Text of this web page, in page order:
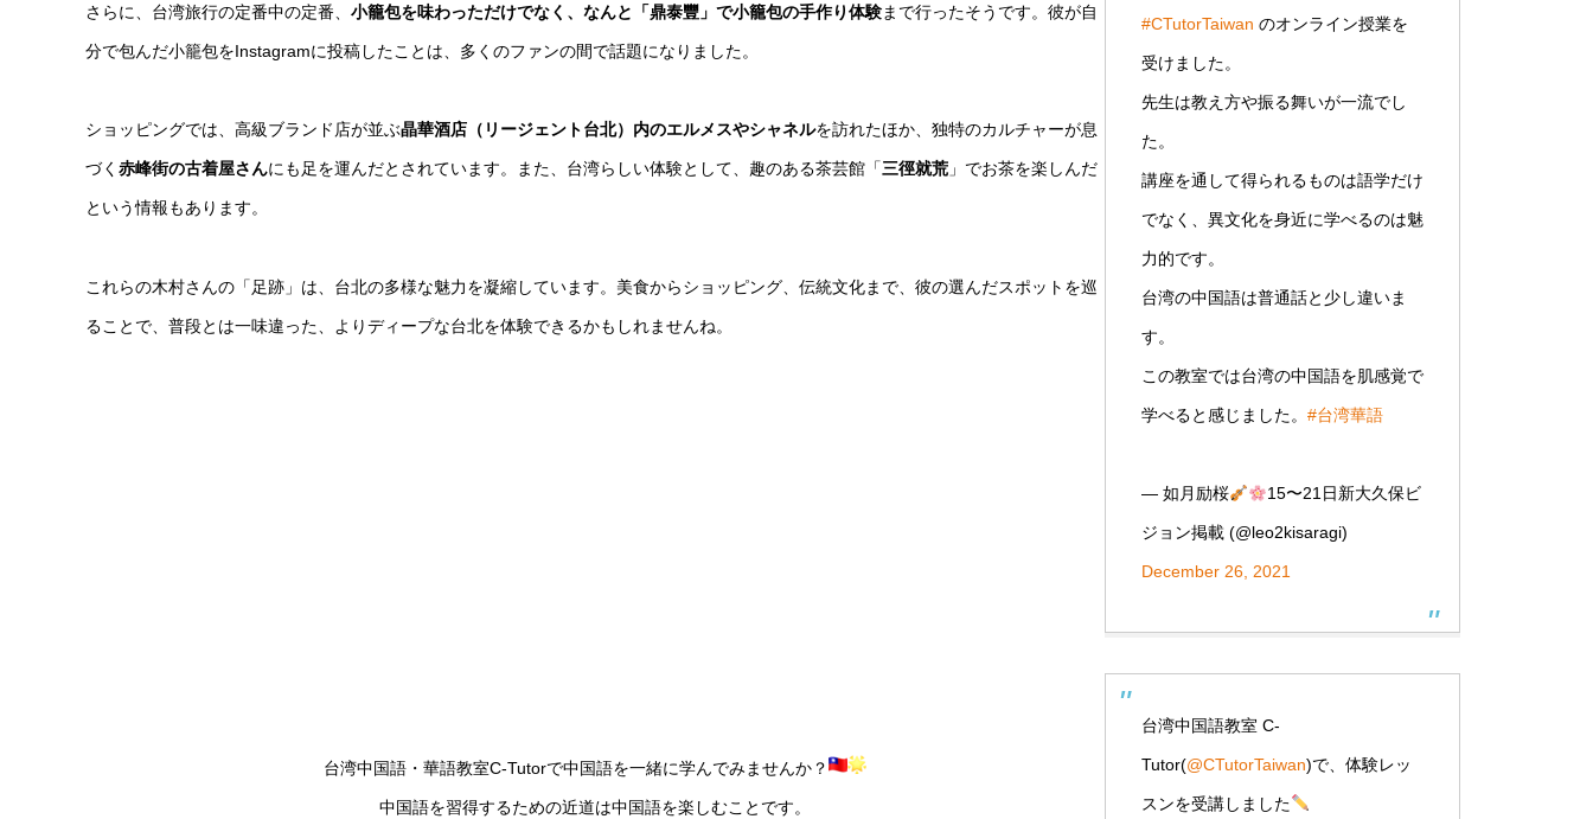
さらに、台湾旅行の定番中の定番、 小籠包を味わっただけでなく、なんと「鼎泰豐」で小籠包の手作り体験まで行ったそうです。彼が自
分で包んだ小籠包をInstagramに投稿したことは、多くのファンの間で話題になりました。
ショッピングでは、高級ブランド店が並ぶ晶華酒店（リージェント台北）内のエルメスやシャネルを訪れたほか、独特のカルチャーが息
づく 赤峰街の古着屋さんにも足を運んだとされています。また、台湾らしい体験として、趣のある茶芸館「三徑就荒 」でお茶を楽しんだ
という情報もあります。
これらの木村さんの「足跡」は、台北の多様な魅力を凝縮しています。美食からショッピング、伝統文化まで、彼の選んだスポットを巡
ることで、普段とは一味違った、よりディープな台北を体験できるかもしれませんね。
台湾中国語・華語教室C-Tutorで中国語を一緒に学んでみませんか？
中国語を習得するための近道は中国語を楽しむことです。
#CTutorTaiwan のオンライン授業を
受けました。
先生は教え方や振る舞いが一流でし
た。
講座を通して得られるものは語学だけ
でなく、異文化を身近に学べるのは魅
力的です。
台湾の中国語は普通話と少し違いま
す。
この教室では台湾の中国語を肌感覚で
学べると感じました。 #台湾華語
— 如月励桜 15〜21日新大久保ビ
ジョン掲載 (@leo2kisaragi)
December 26, 2021
台湾中国語教室 C-
Tutor(@CTutorTaiwan)で、体験レッ
スンを受講しました